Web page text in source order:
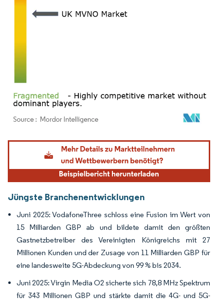
Bild © Mordor Intelligence. Wiederverwendung erfordert Namensnennung gemäß
Jüngste Branchenentwicklungen
Juni 2025: VodafoneThree schloss eine Fusion im Wert von
15 Milliarden GBP ab und bildete damit den größten
Gastnetzbetreiber des Vereinigten Königreichs mit 27
Millionen Kunden und der Zusage von 11 Milliarden GBP für
eine landesweite 5G-Abdeckung von 99 % bis 2034.
Juni 2025: Virgin Media O2 sicherte sich 78,8 MHz Spektrum
für 343 Millionen GBP und stärkte damit die 4G- und 5G-